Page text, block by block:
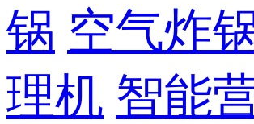
锅 空气炸
理机 智能